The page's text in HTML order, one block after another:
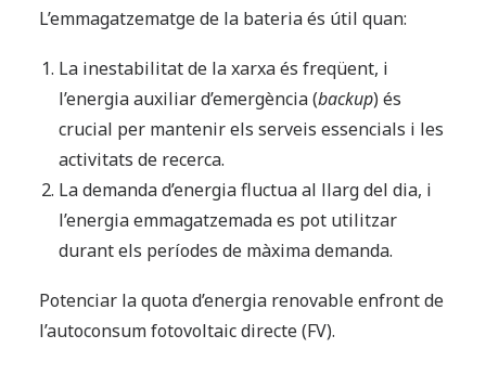
L’emmagatzematge de la bateria és útil quan:
La inestabilitat de la xarxa és freqüent, i
l’energia auxiliar d’emergència (backup) és
crucial per mantenir els serveis essencials i les
activitats de recerca.
La demanda d’energia fluctua al llarg del dia, i
l’energia emmagatzemada es pot utilitzar
durant els períodes de màxima demanda.
Potenciar la quota d’energia renovable enfront de
l’autoconsum fotovoltaic directe (FV).